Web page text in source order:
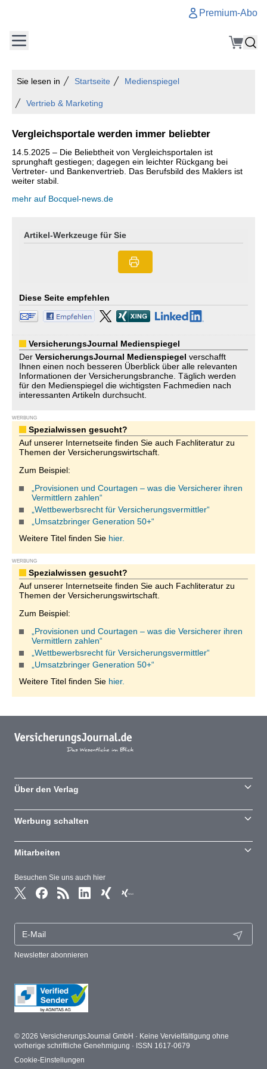
Premium-Abo
Sie lesen in Startseite Medienspiegel
Vertrieb & Marketing
Vergleichsportale werden immer beliebter
14.5.2025 – Die Beliebtheit von Vergleichsportalen ist
sprunghaft gestiegen; dagegen ein leichter Rückgang bei
Vertreter- und Bankenvertrieb. Das Berufsbild des Maklers ist
weiter stabil.
mehr auf Bocquel-news.de
Artikel-Werkzeuge für Sie
Diese Seite empfehlen
VersicherungsJournal Medienspiegel
Der VersicherungsJournal Medienspiegel verschafft
Ihnen einen noch besseren Überblick über alle relevanten
Informationen der Versicherungsbranche. Täglich werden
für den Medienspiegel die wichtigsten Fachmedien nach
interessanten Artikeln durchsucht.
WERBUNG
Spezialwissen gesucht?
Auf unserer Internetseite finden Sie auch Fachliteratur zu
Themen der Versicherungswirtschaft.
Zum Beispiel:
„Provisionen und Courtagen – was die Versicherer ihren
Vermittlern zahlen“
„Wettbewerbsrecht für Versicherungsvermittler“
„Umsatzbringer Generation 50+“
Weitere Titel finden Sie hier.
WERBUNG
Spezialwissen gesucht?
Auf unserer Internetseite finden Sie auch Fachliteratur zu
Themen der Versicherungswirtschaft.
Zum Beispiel:
„Provisionen und Courtagen – was die Versicherer ihren
Vermittlern zahlen“
„Wettbewerbsrecht für Versicherungsvermittler“
„Umsatzbringer Generation 50+“
Weitere Titel finden Sie hier.
Besuchen Sie uns auch hier
Newsletter abonnieren
Über den Verlag
Werbung schalten
Mitarbeiten
© 2026 VersicherungsJournal GmbH · Keine Vervielfältigung ohne
vorherige schriftliche Genehmigung · ISSN 1617-0679
Cookie-Einstellungen